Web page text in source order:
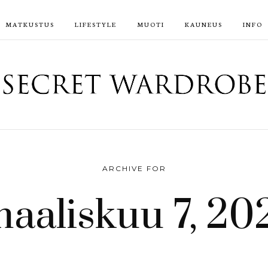
MATKUSTUS LIFESTYLE MUOTI KAUNEUS INFO
ARCHIVE FOR
7,